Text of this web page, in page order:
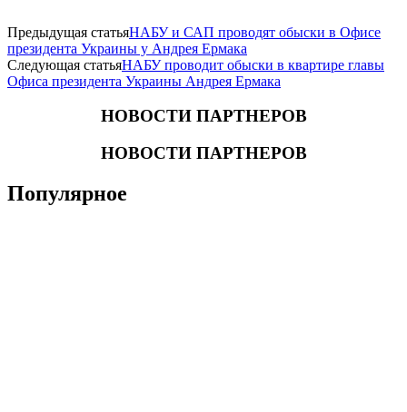
Предыдущая статьяНАБУ и САП проводят обыски в Офисе
президента Украины у Андрея Ермака
Следующая статьяНАБУ проводит обыски в квартире главы
Офиса президента Украины Андрея Ермака
НОВОСТИ ПАРТНЕРОВ
НОВОСТИ ПАРТНЕРОВ
Популярное